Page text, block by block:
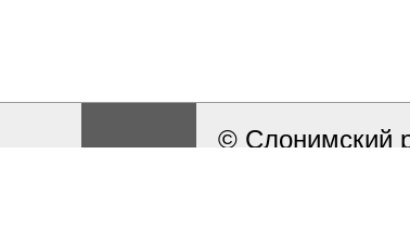
© Слонимский